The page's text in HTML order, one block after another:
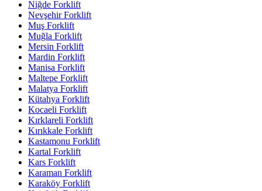
Niğde Forklift
Nevşehir Forklift
Muş Forklift
Muğla Forklift
Mersin Forklift
Mardin Forklift
Manisa Forklift
Maltepe Forklift
Malatya Forklift
Kütahya Forklift
Kocaeli Forklift
Kırklareli Forklift
Kırıkkale Forklift
Kastamonu Forklift
Kartal Forklift
Kars Forklift
Karaman Forklift
Karaköy Forklift